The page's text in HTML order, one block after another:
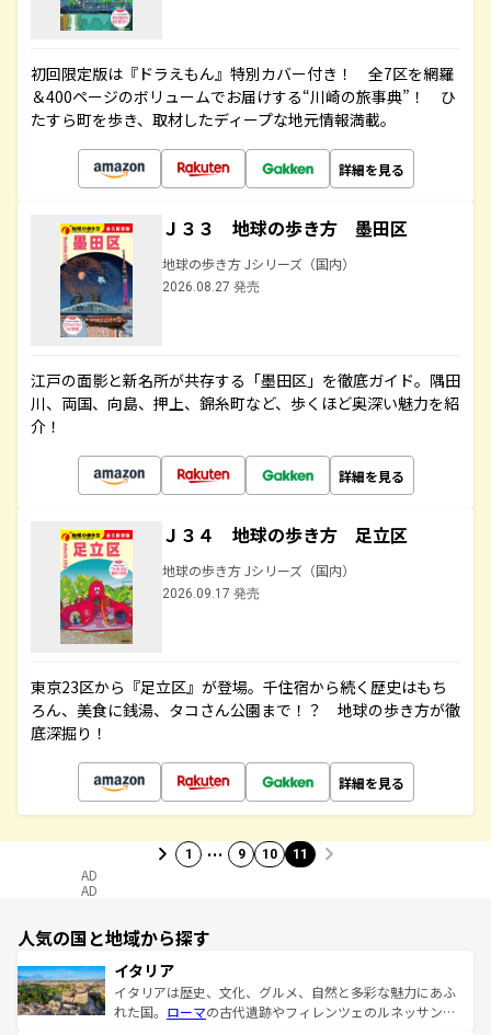
初回限定版は『ドラえもん』特別カバー付き！ 全7区を網羅
＆400ページのボリュームでお届けする“川崎の旅事典”！ ひ
たすら町を歩き、取材したディープな地元情報満載。
詳細を見る
Ｊ３３ 地球の歩き方 墨田区
地球の歩き方 Jシリーズ（国内）
2026.08.27 発売
江戸の面影と新名所が共存する「墨田区」を徹底ガイド。隅田
川、両国、向島、押上、錦糸町など、歩くほど奥深い魅力を紹
介！
詳細を見る
Ｊ３４ 地球の歩き方 足立区
地球の歩き方 Jシリーズ（国内）
2026.09.17 発売
東京23区から『足立区』が登場。千住宿から続く歴史はもち
ろん、美食に銭湯、タコさん公園まで！？ 地球の歩き方が徹
底深掘り！
詳細を見る
1 … 9 10 11
AD
AD
人気の国と地域から探す
イタリア
イタリアは歴史、文化、グルメ、自然と多彩な魅力にあふ
れた国。 ローマの古代遺跡やフィレンツェのルネッサンス